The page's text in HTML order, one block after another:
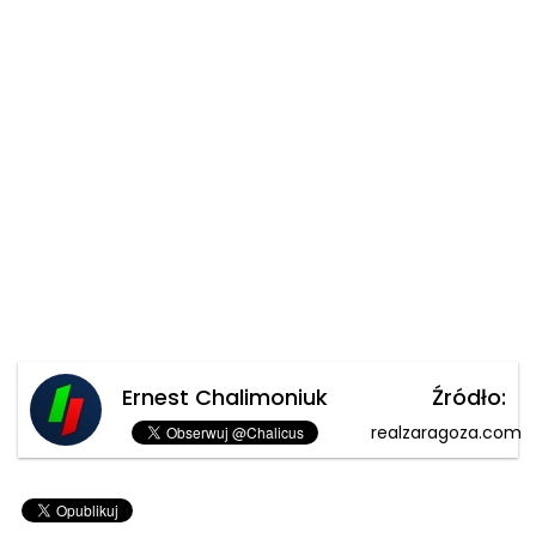
Ernest Chalimoniuk Źródło:
realzaragoza.com